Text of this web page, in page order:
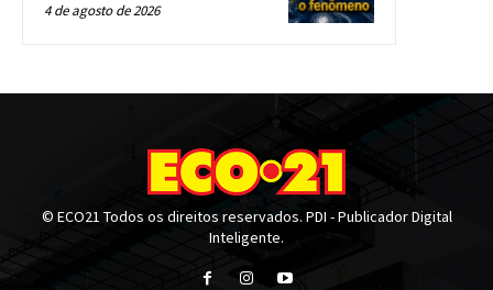
4 de agosto de 2026
© ECO21 Todos os direitos reservados. PDI - Publicador Digital
Inteligente.